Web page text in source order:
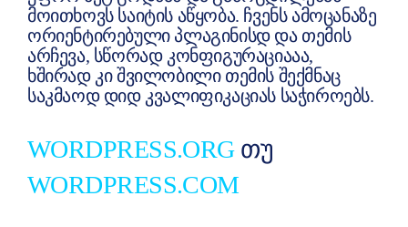
მოითხოვს საიტის აწყობა. ჩვენს ამოცანაზე
ორიენტირებული პლაგინისდ და თემის
არჩევა, სწორად კონფიგურაციააა,
ხშირად კი შვილობილი თემის შექმნაც
საკმაოდ დიდ კვალიფიკაციას საჭიროებს.
WORDPRESS.ORGᲗᲣ
WORDPRESS.COM